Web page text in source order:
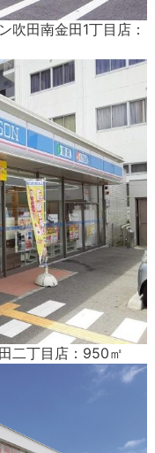
吹田南金田1丁目店：
二丁目店：950㎡